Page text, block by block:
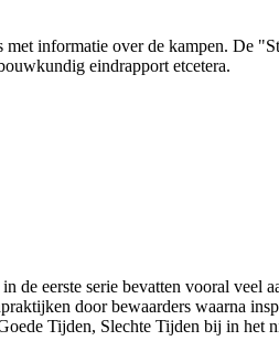
informatie over de kampen. De
eindrapport etcetera.
de eerste serie bevatten vooral veel
door bewaarders waarna
Tijden, Slechte Tijden bij in het